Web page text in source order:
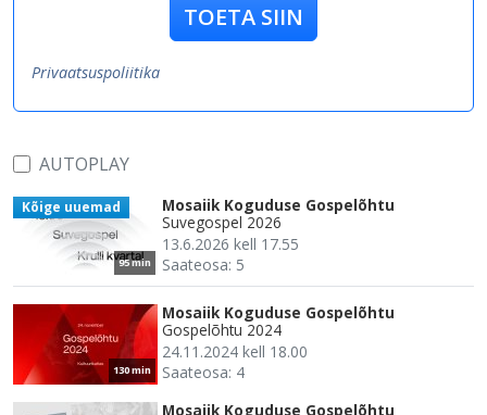
TOETA SIIN
Privaatsuspoliitika
AUTOPLAY
95 min
Kõige uuemad
Mosaiik Koguduse Gospelõhtu
Suvegospel 2026
13.6.2026 kell 17.55
Saateosa: 5
130 min
Mosaiik Koguduse Gospelõhtu
Gospelõhtu 2024
24.11.2024 kell 18.00
Saateosa: 4
Mosaiik Koguduse Gospelõhtu